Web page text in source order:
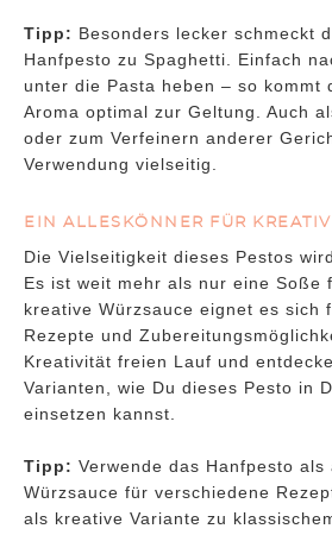
Tipp: Besonders lecker schmeckt
Hanfpesto zu Spaghetti. Einfach
unter die Pasta heben – so kommt
Aroma optimal zur Geltung. Auch
oder zum Verfeinern anderer
Verwendung vielseitig.
EIN ALLESKÖNNER FÜR
Die Vielseitigkeit dieses Pestos
Es ist weit mehr als nur eine Soße
kreative Würzsauce eignet es sich
Rezepte und
Kreativität freien Lauf und
Varianten, wie Du dieses Pesto in
einsetzen kannst.
Tipp: Verwende das Hanfpesto als
Würzsauce für verschiedene
als kreative Variante zu